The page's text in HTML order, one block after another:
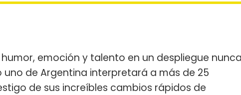
emoción y talento en un despliegue
de Argentina interpretará a más de 25
de sus increíbles cambios rápidos de